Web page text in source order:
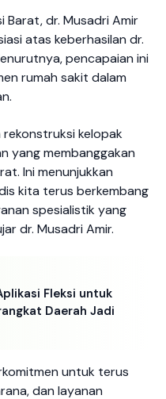
Barat, dr. Musadri Amir
atas keberhasilan dr.
pencapaian ini
rumah sakit dalam
rekonstruksi kelopak
yang membanggakan
Ini menunjukkan
kita terus berkembang
spesialistik yang
dr. Musadri Amir.
Fleksi untuk
Daerah Jadi
untuk terus
dan layanan